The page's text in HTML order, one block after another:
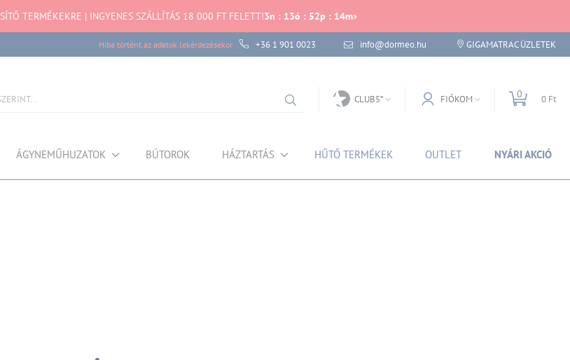
TERMÉKEKRE | INGYENES SZÁLLÍTÁS 18 000 FT FELETT!3n : 13ó : 52p : 14m
Hiba történt az adatok lekérdezésekor +36 1 901 0023 info@dormeo.hu GIGAMATRAC ÜZLETEK
CLUB5* FIÓKOM 0 0 Ft
ÁGYNEMŰHUZATOK BÚTOROK HÁZTARTÁS HŰTŐ TERMÉKEK OUTLET NYÁRI AKCIÓ